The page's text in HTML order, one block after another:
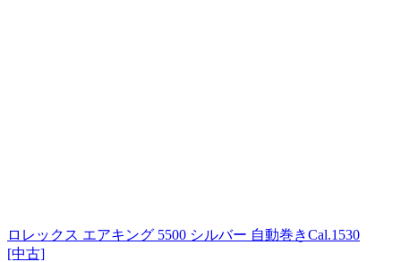
ロレックス エアキング 5500 シルバー 自動巻きCal.1530
[中古]